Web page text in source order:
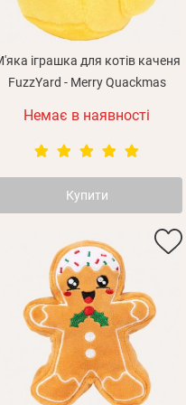
іграшка для котів каченя
FuzzYard - Merry Quackmas
Немає в наявності
Купити
лист з посиланням